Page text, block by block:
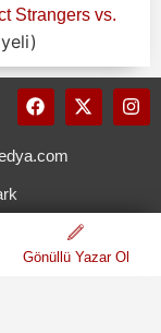
Strangers vs.
Gönüllü Yazar Ol